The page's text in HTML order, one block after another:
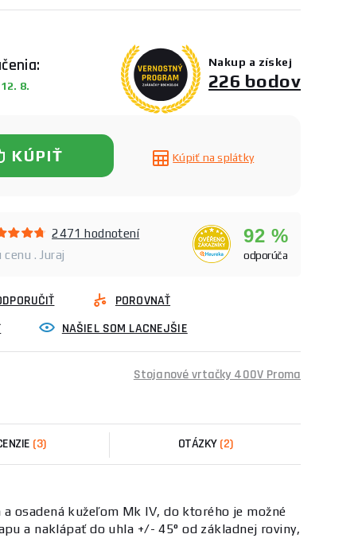
12. 8.
Nakup a získej
226 bodov
KÚPIŤ Kúpiť na splátky
2471 hodnotení
cenu . Juraj
92 %
odporúča
POROVNAŤ
NAŠIEL SOM LACNEJŠIE
Stojanové vrtačky 400V Proma
(3) OTÁZKY (2)
osadená kužeľom Mk IV, do ktorého je možné
a naklápať do uhla +/- 45° od základnej roviny,